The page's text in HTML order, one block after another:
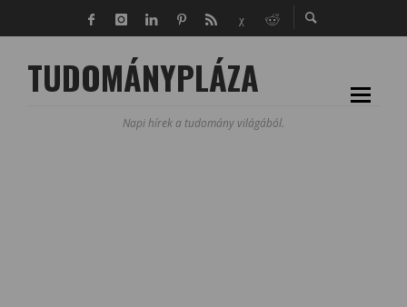
TUDOMÁNYPLÁZA
Napi hírek a tudomány világából.